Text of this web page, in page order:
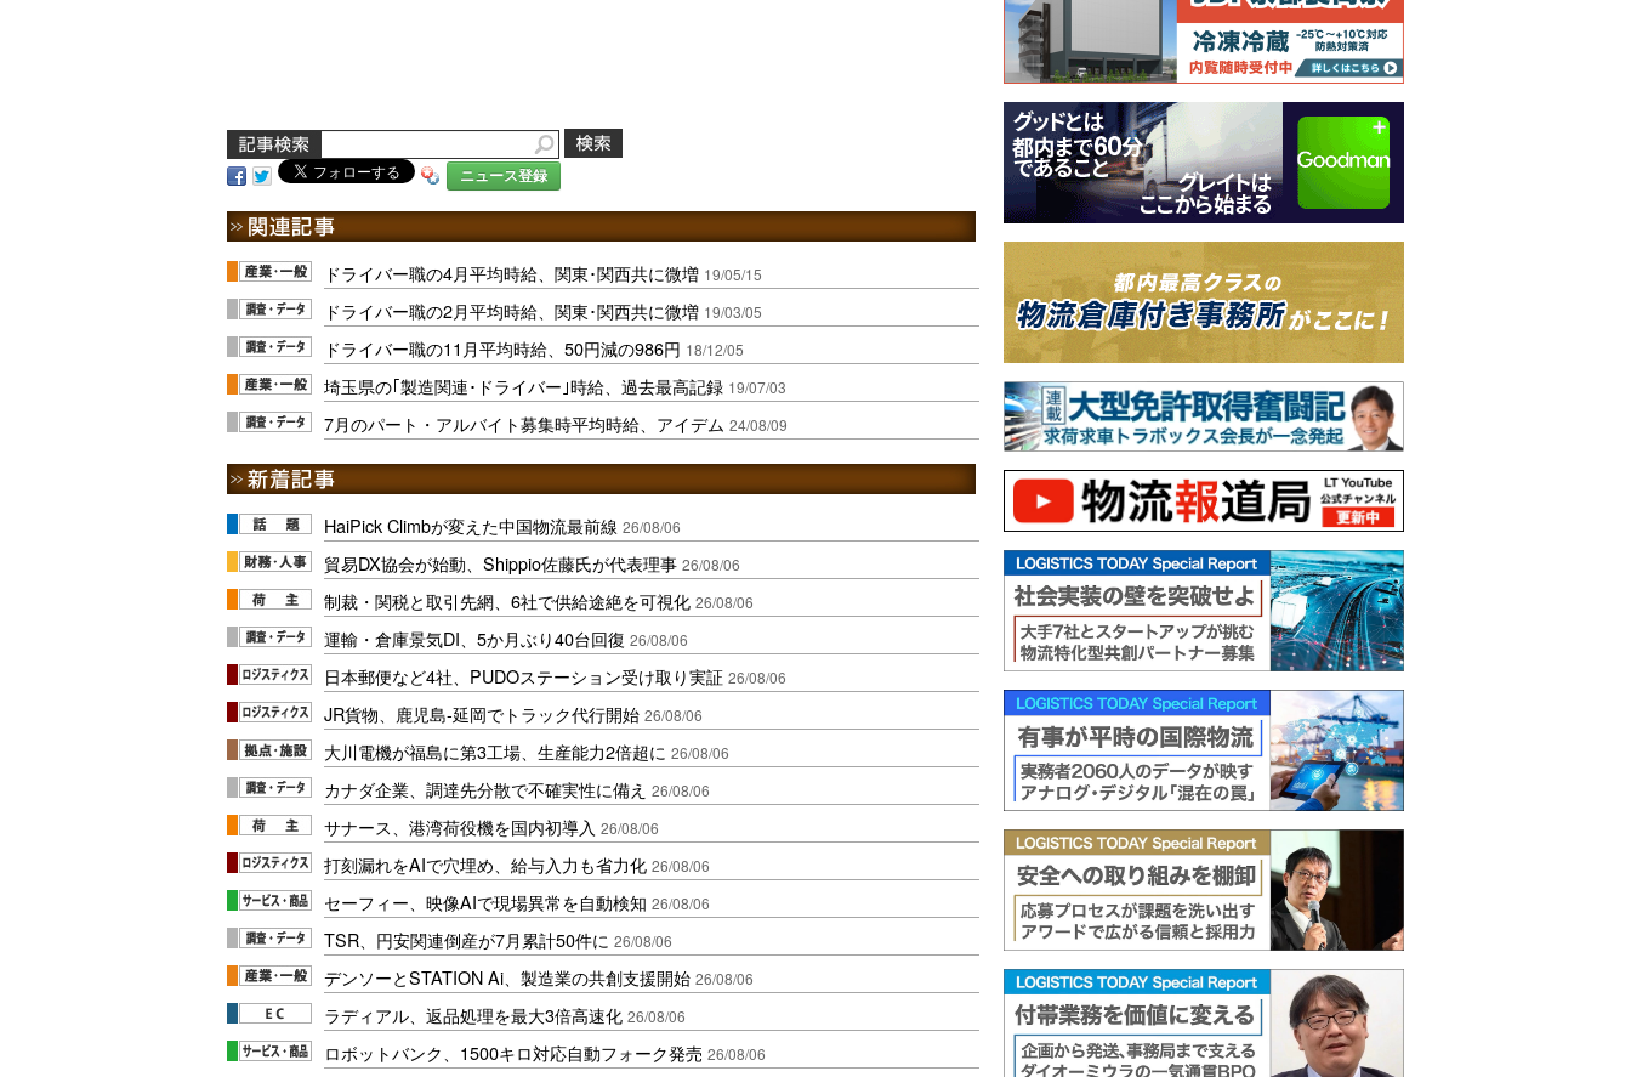
ニュース登録
ドライバー職の4月平均時給、関東･関西共に微増 19/05/15
ドライバー職の2月平均時給、関東･関西共に微増 19/03/05
ドライバー職の11月平均時給、50円減の986円 18/12/05
埼玉県の｢製造関連･ドライバー｣時給、過去最高記録 19/07/03
7月のパート・アルバイト募集時平均時給、アイデム 24/08/09
HaiPick Climbが変えた中国物流最前線 26/08/06
貿易DX協会が始動、Shippio佐藤氏が代表理事 26/08/06
制裁・関税と取引先網、6社で供給途絶を可視化 26/08/06
運輸・倉庫景気DI、5か月ぶり40台回復 26/08/06
日本郵便など4社、PUDOステーション受け取り実証 26/08/06
JR貨物、鹿児島-延岡でトラック代行開始 26/08/06
大川電機が福島に第3工場、生産能力2倍超に 26/08/06
カナダ企業、調達先分散で不確実性に備え 26/08/06
サナース、港湾荷役機を国内初導入 26/08/06
打刻漏れをAIで穴埋め、給与入力も省力化 26/08/06
セーフィー、映像AIで現場異常を自動検知 26/08/06
TSR、円安関連倒産が7月累計50件に 26/08/06
デンソーとSTATION Ai、製造業の共創支援開始 26/08/06
ラディアル、返品処理を最大3倍高速化 26/08/06
ロボットバンク、1500キロ対応自動フォーク発売 26/08/06